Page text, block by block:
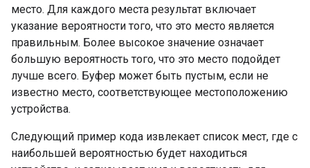
место. Для каждого места результат включает
указание вероятности того, что это место является
правильным. Более высокое значение означает
большую вероятность того, что это место подойдет
лучше всего. Буфер может быть пустым, если не
известно место, соответствующее местоположению
устройства.
Следующий пример кода извлекает список мест, где с
наибольшей вероятностью будет находиться